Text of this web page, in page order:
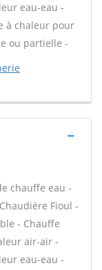
eau-eau -
à chaleur pour
ou partielle -
chauffe eau -
Fioul -
- Chauffe
air-air -
eau-eau -